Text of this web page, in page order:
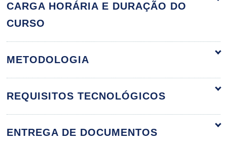
Farmacêutica
Componente Básico da Assistência
Farmacêutica
10h
CARGA HORÁRIA E DURAÇÃO DO
CURSO
METODOLOGIA
REQUISITOS TECNOLÓGICOS
ENTREGA DE DOCUMENTOS